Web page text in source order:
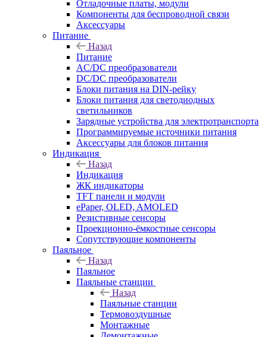
Отладочные платы, модули
Компоненты для беспроводной связи
Аксессуары
Питание
Назад
Питание
AC/DC преобразователи
DC/DC преобразователи
Блоки питания на DIN-рейку
Блоки питания для светодиодных
светильников
Зарядные устройства для электротранспорта
Программируемые источники питания
Аксессуары для блоков питания
Индикация
Назад
Индикация
ЖК индикаторы
TFT панели и модули
ePaper, OLED, AMOLED
Резистивные сенсоры
Проекционно-ёмкостные сенсоры
Сопутствующие компоненты
Паяльное
Назад
Паяльное
Паяльные станции
Назад
Паяльные станции
Термовоздушные
Монтажные